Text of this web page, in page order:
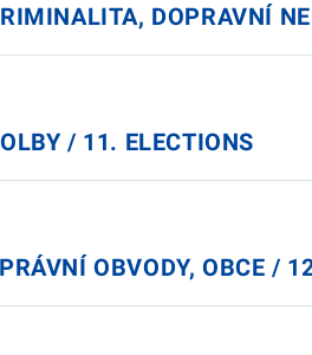
DOPRAVNÍ
/ 11. ELECTIONS
OBVODY, OBCE /